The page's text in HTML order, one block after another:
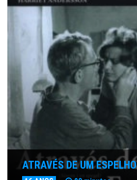
ATRAVÉS DE UM ESPELHO